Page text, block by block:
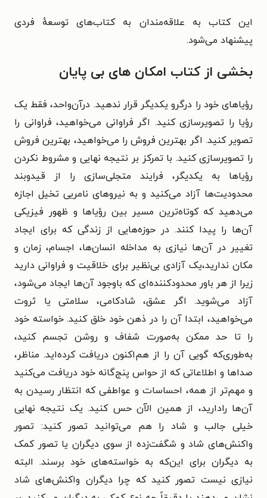
این کتاب به علاقه‌مندان به کتاب‌های توسعهٔ فردی
پیشنهاد می‌شود.
بخشی از کتاب امکان های بی پایان
رؤیاهای خود را درگرو یکدیگر قرار ندهید. درآن‌واحد، فقط یک
رؤیا را تصویرسازی کنید. اگر فراوانی می‌خواهید، فراوانی را
تصویر کنید. اگر بهترین فروش را می‌خواهید،‌ بهترین فروش
را تصویرسازی کنید. با تمرکز بر نتیجه نهایی و مشروط نکردن
رؤیاها به یکدیگر، فرایند متجلی‌سازی را از قیدوبند
محدودیت‌ها آزاد می‌کنید و به نیروهای نامریی تخیل اجازه
می‌دهید که کوتاه‌ترین مسیر بین رؤیاها و ظهور فیزیکی
آن‌ها را پیدا کنند. در حوزه‌هایی از زندگی که برای ایجاد
تغییر در آن‌ها نیازی به مداخله انسان‌ها، اجسام، زمان و
مکان ندارید،‌یک آزادی بی‌نظیر برای خلاقیت و فراوانی دارید
زیرا از هر باور محدودکننده‌ای که باوجود آن‌ها ایجاد می‌شود،
آزاد می‌شوید. اگر عشق، شادکامی، سلامتی یا ثروت
می‌خواهید، ابتدا آن را در ذهن خود خلق کنید. خواسته خود
را تا حد ممکن به‌صورت شفاف و روشن تجسم کنید،
به‌طوری‌که گویی آن را از هم‌اکنون دریافت کرده‌اید. مناظر،
صداها و اطلاعاتی که از حواس پنج‌گانه خود دریافت می‌کنید
و مهم‌تر از همه، احساسات و عواطفی که انتظار رسیدن به
آن‌ها رادارید، از همین الآن حس کنید. یک نتیجه نهایی
خیلی جالب و شاد را هم می‌توانید تصور کنید: تصور
واکنش‌های شاد و شگفت‌زده از سوی دیگران یا تصور کمک
به دیگران برای این‌که به خواسته‌های خود برسند. البته
نیازی نیست تصور کنید که چرا دیگران واکنش‌های شاد